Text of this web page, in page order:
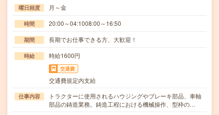
曜日頻度 月～金
時間 20:00～04:1008:00～16:50
期間 長期でお仕事できる方、大歓迎！
時給 時給1600円
交通費
交通費規定内支給
仕事内容
トラクターに使用されるハウジングやブレーキ部品、車軸
部品の鋳造業務。鋳造工程における機械操作、型枠の…